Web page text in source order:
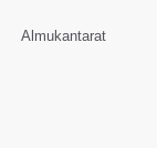
Almukantarat